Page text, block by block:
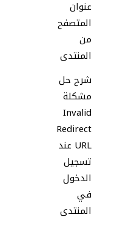
عنوان
المتصفح
من
المنتدى
شرح حل
مشكلة
Invalid
Redirect
URL عند
تسجيل
الدخول
في
المنتدى